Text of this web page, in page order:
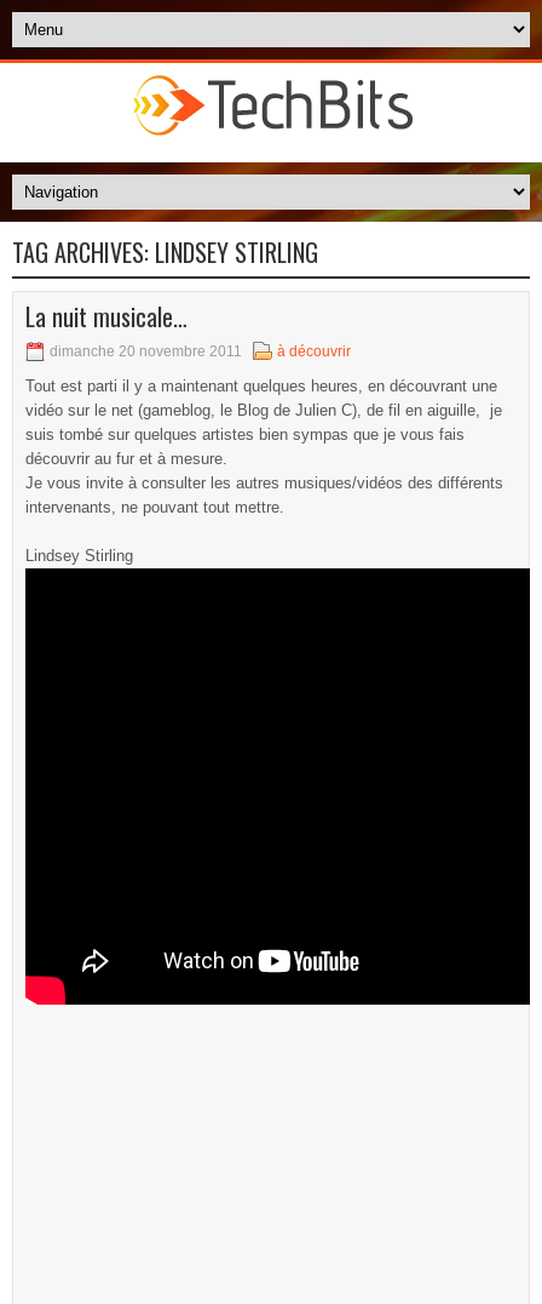
TAG ARCHIVES: LINDSEY STIRLING
La nuit musicale…
dimanche 20 novembre 2011 à découvrir
Tout est parti il y a maintenant quelques heures, en découvrant une
vidéo sur le net (gameblog, le Blog de Julien C), de fil en aiguille, je
suis tombé sur quelques artistes bien sympas que je vous fais
découvrir au fur et à mesure.
Je vous invite à consulter les autres musiques/vidéos des différents
intervenants, ne pouvant tout mettre.
Lindsey Stirling